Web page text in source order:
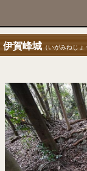
伊賀峰城 （いがみねじょ